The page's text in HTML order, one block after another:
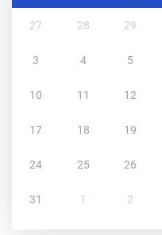
27 28 29
3 4 5
10 11 12
17 18 19
24 25 26
31 1 2